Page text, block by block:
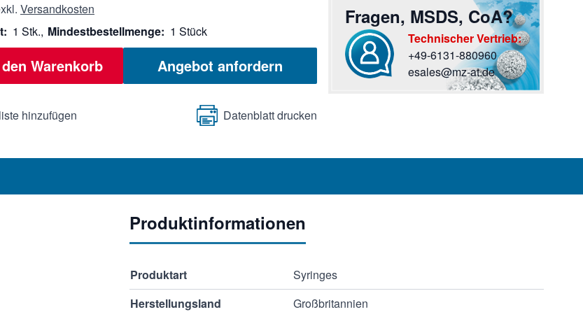
Versandkosten
1 Stk., Mindestbestellmenge: 1 Stück
Warenkorb Angebot anfordern
hinzufügen Datenblatt drucken
Fragen, MSDS, CoA?
Sie haben Fragen? Rufen Sie uns an oder
Technischer Vertrieb:
+49-6131-880960
esales@mz-at.de
Produktinformationen
Produktart
Syringes
Herstellungsland
Großbritannien